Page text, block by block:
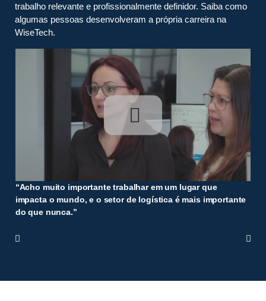
trabalho relevante e profissionalmente definidor. Saiba como
algumas pessoas desenvolveram a própria carreira na
WiseTech.
“Acho muito importante trabalhar em um lugar que
impacta o mundo, e o setor de logística é mais importante
do que nunca.”
 